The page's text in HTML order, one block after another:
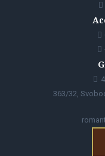
363/32,